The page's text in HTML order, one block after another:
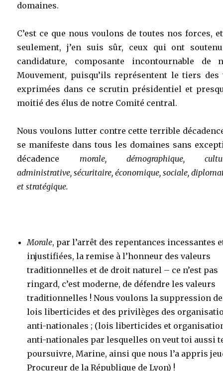
domaines.
C’est ce que nous voulons de toutes nos forces,
seulement, j’en suis sûr, ceux qui ont
candidature, composante incontournable de
Mouvement, puisqu’ils représentent le tiers des
exprimées dans ce scrutin présidentiel et
moitié des élus de notre Comité central.
Nous voulons lutter contre cette terrible
se manifeste dans tous les domaines sans
décadence morale, démographique,
administrative, sécuritaire, économique, sociale,
et stratégique.
Morale, par l’arrêt des repentances incessantes
injustifiées, la remise à l’honneur des valeurs
traditionnelles et de droit naturel – ce n’est pas
ringard, c’est moderne, de défendre les valeurs
traditionnelles ! Nous voulons la suppression
lois liberticides et des privilèges des
anti-nationales ; (lois liberticides et
anti-nationales par lesquelles on veut toi aussi
poursuivre, Marine, ainsi que nous l’a appris
Procureur de la République de Lyon) !